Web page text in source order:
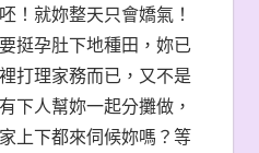
！就妳整天只會嬌氣！
挺孕肚下地種田，妳已
打理家務而已，又不是
下人幫妳一起分攤做，
上下都來伺候妳嗎？等